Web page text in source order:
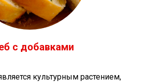
с добавками
культурным растением,